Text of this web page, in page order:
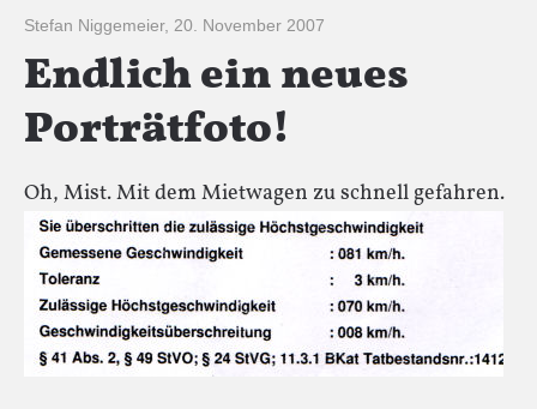
Stefan Niggemeier, 20. November 2007
Endlich ein neues
Porträtfoto!
Oh, Mist. Mit dem Mietwagen zu schnell gefahren.